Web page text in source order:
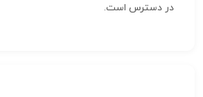
در دسترس است.